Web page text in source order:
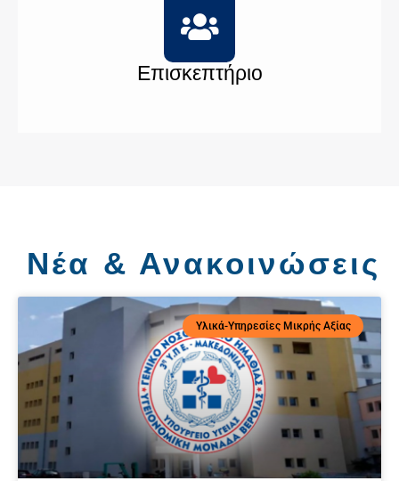
Επισκεπτήριο
Νέα & Ανακοινώσεις
Υλικά-Υπηρεσίες Μικρής Αξίας